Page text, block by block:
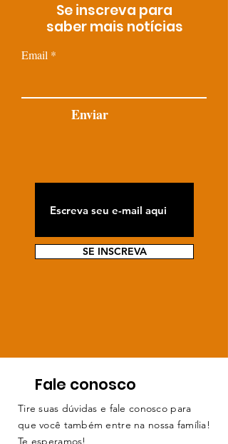
Se inscreva para
saber mais notícias
Email
Enviar
SE INSCREVA
Fale conosco
Tire suas dúvidas e fale conosco para
que você também entre na nossa família!
Te esperamos!